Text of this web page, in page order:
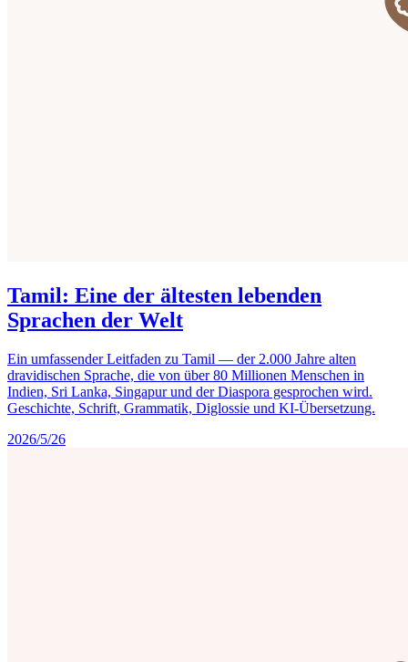
Tamil: Eine der ältesten lebenden
Sprachen der Welt
Ein umfassender Leitfaden zu Tamil — der 2.000 Jahre alten
dravidischen Sprache, die von über 80 Millionen Menschen in
Indien, Sri Lanka, Singapur und der Diaspora gesprochen wird.
Geschichte, Schrift, Grammatik, Diglossie und KI-Übersetzung.
2026/5/26